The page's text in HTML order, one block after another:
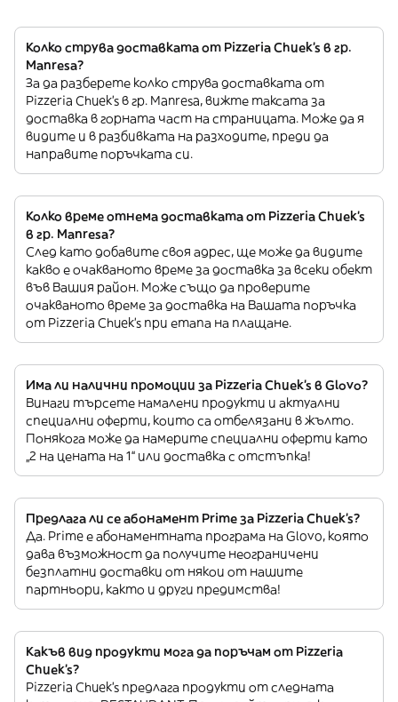
Колко струва доставката от Pizzeria Chuek's в гр.
Manresa?
За да разберете колко струва доставката от
Pizzeria Chuek's в гр. Manresa, вижте таксата за
доставка в горната част на страницата. Може да я
видите и в разбивката на разходите, преди да
направите поръчката си.
Колко време отнема доставката от Pizzeria Chuek's
в гр. Manresa?
След като добавите своя адрес, ще може да видите
какво е очакваното време за доставка за всеки обект
във Вашия район. Може също да проверите
очакваното време за доставка на Вашата поръчка
от Pizzeria Chuek's при етапа на плащане.
Има ли налични промоции за Pizzeria Chuek's в Glovo?
Винаги търсете намалени продукти и актуални
специални оферти, които са отбелязани в жълто.
Понякога може да намерите специални оферти като
„2 на цената на 1“ или доставка с отстъпка!
Предлага ли се абонамент Prime за Pizzeria Chuek's?
Да. Prime е абонаментната програма на Glovo, която
дава възможност да получите неограничени
безплатни доставки от някои от нашите
партньори, както и други предимства!
Какъв вид продукти мога да поръчам от Pizzeria
Chuek's?
Pizzeria Chuek's предлага продукти от следната